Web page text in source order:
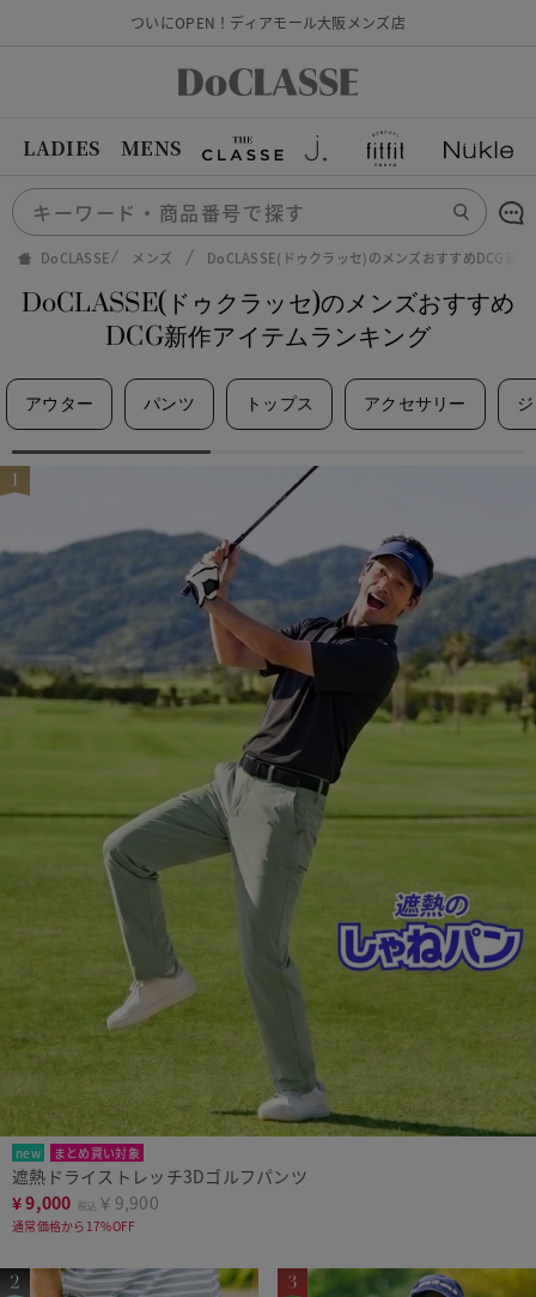
ついにOPEN！ディアモール大阪メンズ店
LADIES MENS
DoCLASSE メンズ DoCLASSE(ドゥクラッセ)のメンズおすすめDCG新作
DoCLASSE(ドゥクラッセ)のメンズおすすめ
DCG新作アイテムランキング
アウター パンツ トップス アクセサリー
new まとめ買い対象
遮熱ドライストレッチ3Dゴルフパンツ
¥9,000 税込 ￥9,900
通常価格から17%OFF